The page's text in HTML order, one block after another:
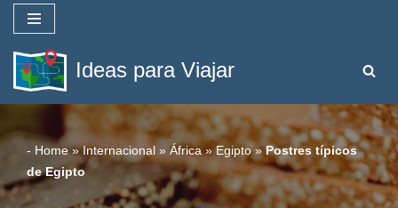
Saltar
al
contenido
Ideas para Viajar
- Home»Internacional » África »Egipto»Postres típicos
de Egipto